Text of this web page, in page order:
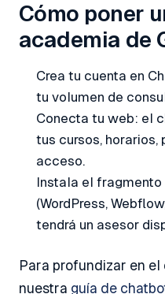
Cómo poner
academia de
Crea tu cuenta en
tu volumen de
Conecta tu web: el
tus cursos, horarios,
acceso.
Instala el
(WordPress,
tendrá un asesor
Para profundizar en
nuestra guía de